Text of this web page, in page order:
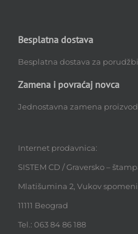
Besplatna dostava
Besplatna dostava za
Zamena i povraćaj novca
Jednostavna zamena
Internet prodavnica:
SISTEM CD / Graversko –
Mlatišumina 2, Vukov
11111 Beograd
Tel.: 063 84 86 188